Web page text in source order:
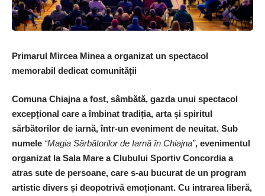
Primarul Mircea Minea a organizat un spectacol
memorabil dedicat comunității
Comuna Chiajna a fost, sâmbătă, gazda unui spectacol
excepțional care a îmbinat tradiția, arta și spiritul
sărbătorilor de iarnă, într-un eveniment de neuitat. Sub
numele “Magia Sărbătorilor de Iarnă în Chiajna”, evenimentul
organizat la Sala Mare a Clubului Sportiv Concordia a
atras sute de persoane, care s-au bucurat de un program
artistic divers și deopotrivă emoționant. Cu intrarea liberă,